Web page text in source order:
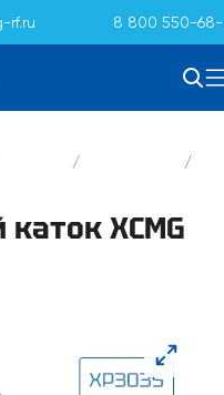
rf.ru 8 800 550-68-
/ /
XCMG